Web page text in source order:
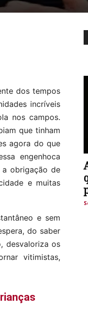
dos tempos
incríveis
nos campos.
que tinham
agora do que
engenhoca
obrigação de
e muitas
e sem
do saber
desvaloriza os
vitimistas,